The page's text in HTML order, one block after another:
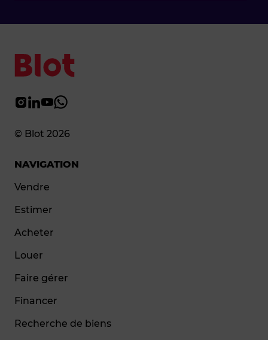
© Blot 2026
NAVIGATION
Vendre
Estimer
Acheter
Louer
Faire gérer
Financer
Recherche de biens